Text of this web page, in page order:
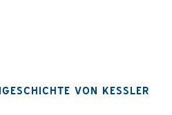
VON KESSLER S